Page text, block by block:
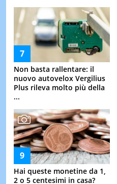
Non basta rallentare: il
nuovo autovelox Vergilius
Plus rileva molto più della
...
Hai queste monetine da 1,
2 o 5 centesimi in casa?